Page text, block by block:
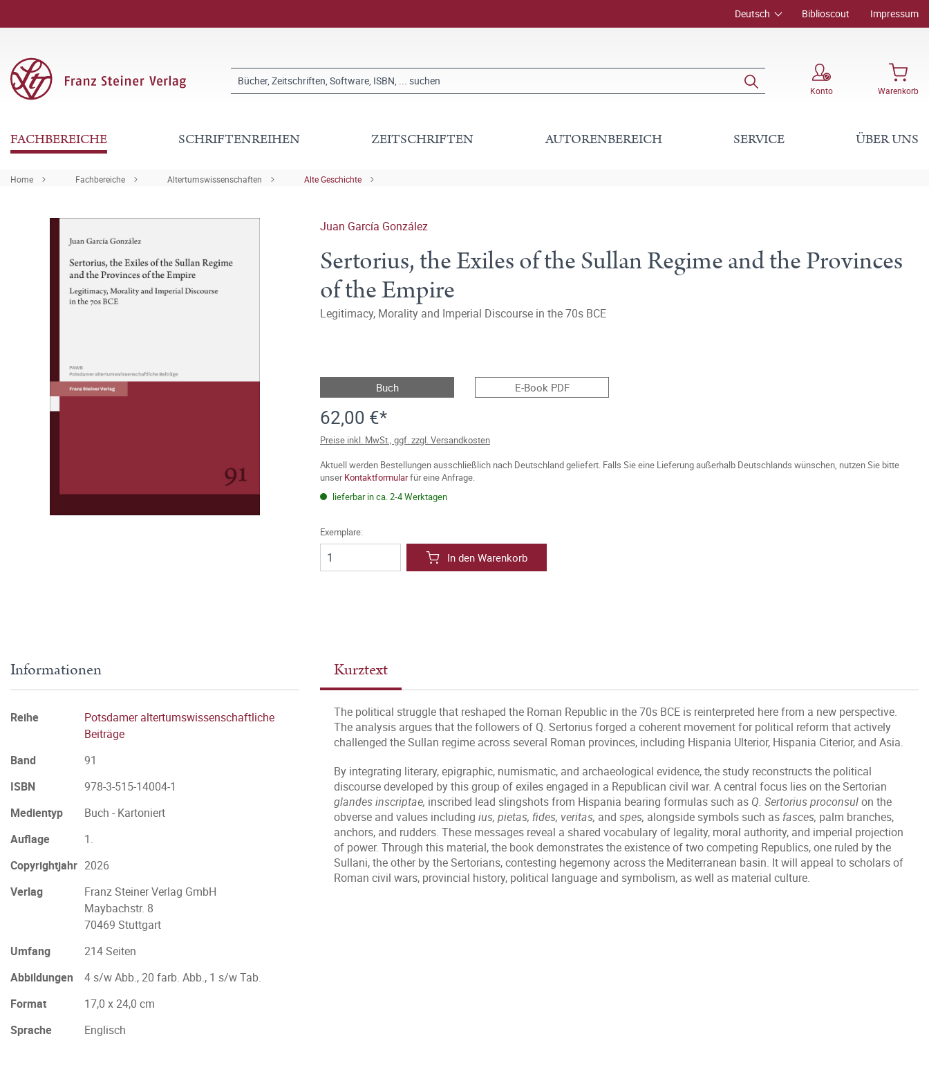
Deutsch Biblioscout Impressum
Konto Warenkorb
FACHBEREICHE SCHRIFTENREIHEN ZEITSCHRIFTEN AUTORENBEREICH SERVICE ÜBER UNS
Home Fachbereiche Altertumswissenschaften Alte Geschichte
Juan García González
Sertorius, the Exiles of the Sullan Regime and the Provinces
of the Empire
Legitimacy, Morality and Imperial Discourse in the 70s BCE
Buch E-Book PDF
62,00 €*
Preise inkl. MwSt., ggf. zzgl. Versandkosten
Aktuell werden Bestellungen ausschließlich nach Deutschland geliefert. Falls Sie eine Lieferung außerhalb Deutschlands wünschen, nutzen Sie bitte
unserKontaktformularfür eine Anfrage.
lieferbar in ca. 2-4 Werktagen
Exemplare:
In den Warenkorb
Kurztext
The political struggle that reshaped the Roman Republic in the 70s BCE is reinterpreted here from a new perspective.
The analysis argues that the followers of Q. Sertorius forged a coherent movement for political reform that actively
challenged the Sullan regime across several Roman provinces, including Hispania Ulterior, Hispania Citerior, and Asia.
By integrating literary, epigraphic, numismatic, and archaeological evidence, the study reconstructs the political
discourse developed by this group of exiles engaged in a Republican civil war. A central focus lies on the Sertorian
glandes inscriptae, inscribed lead slingshots from Hispania bearing formulas such as Q. Sertorius proconsulon the
obverse and values including ius, pietas, fides, veritas, and spes, alongside symbols such as fasces, palm branches,
anchors, and rudders. These messages reveal a shared vocabulary of legality, moral authority, and imperial projection
of power. Through this material, the book demonstrates the existence of two competing Republics, one ruled by the
Sullani, the other by the Sertorians, contesting hegemony across the Mediterranean basin. It will appeal to scholars of
Roman civil wars, provincial history, political language and symbolism, as well as material culture.
Informationen
Reihe
Potsdamer altertumswissenschaftliche
Beiträge
Band
91
ISBN
978-3-515-14004-1
Medientyp
Buch - Kartoniert
Auflage
1.
Copyrightjahr 2026
Verlag
Franz Steiner Verlag GmbH
Maybachstr. 8
70469 Stuttgart
Umfang
214 Seiten
Abbildungen
4 s/w Abb., 20 farb. Abb., 1 s/w Tab.
Format
17,0 x 24,0 cm
Sprache
Englisch